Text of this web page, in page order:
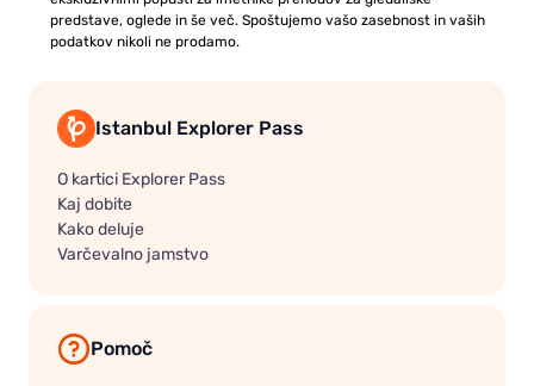
predstave, oglede in še več. Spoštujemo vašo zasebnost in vaših
podatkov nikoli ne prodamo.
Istanbul Explorer Pass
O kartici Explorer Pass
Kaj dobite
Kako deluje
Varčevalno jamstvo
Pomoč